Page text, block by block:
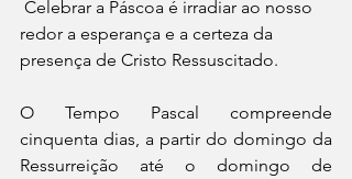
redor a esperança e a certeza da
presença de Cristo Ressuscitado.
O Tempo Pascal compreende
cinquenta dias, a partir do domingo da
Ressurreição até o domingo de